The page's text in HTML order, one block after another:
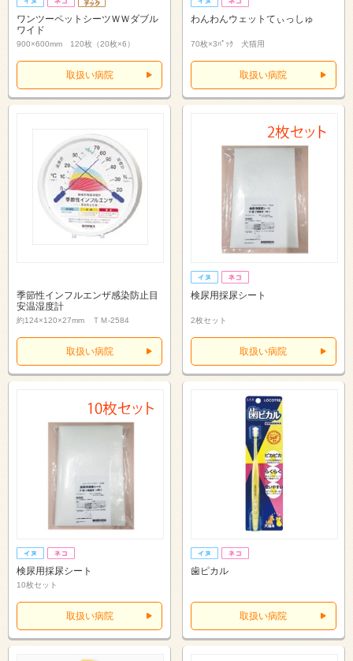
ワンツーペットシーツＷＷダブル
ワイド
900×600mm 120枚（20枚×6）
取扱い病院
わんわんウェットてぃっしゅ
70枚×3ﾊﾟｯｸ 犬猫用
取扱い病院
季節性インフルエンザ感染防止目
安温湿度計
約124×120×27mm ＴＭ-2584
取扱い病院
検尿用採尿シート
2枚セット
取扱い病院
検尿用採尿シート
10枚セット
取扱い病院
歯ピカル
取扱い病院